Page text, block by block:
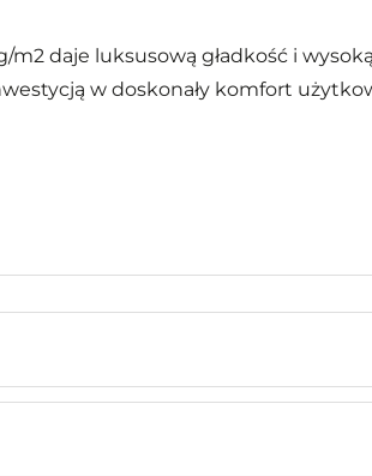
m2 daje luksusową gładkość i
w doskonały komfort